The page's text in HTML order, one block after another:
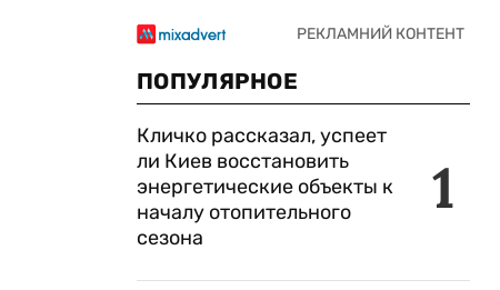
ПОПУЛЯРНОЕ
1
Кличко рассказал, успеет
ли Киев восстановить
энергетические объекты к
началу отопительного
сезона